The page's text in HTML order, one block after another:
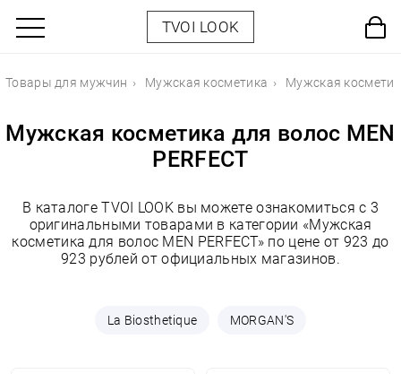
TVOI LOOK
Товары для мужчин Мужская косметика Мужская
Мужская косметика для волос MEN
PERFECT
В каталоге TVOI LOOK вы можете ознакомиться с 3
оригинальными товарами в категории «Мужская
косметика для волос MEN PERFECT» по цене от 923 до
923 рублей от официальных магазинов.
La Biosthetique MORGAN'S